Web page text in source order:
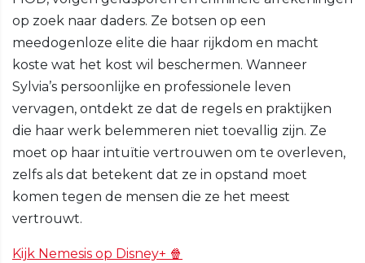
op zoek naar daders. Ze botsen op een
meedogenloze elite die haar rijkdom en macht
koste wat het kost wil beschermen. Wanneer
Sylvia’s persoonlijke en professionele leven
vervagen, ontdekt ze dat de regels en praktijken
die haar werk belemmeren niet toevallig zijn. Ze
moet op haar intuïtie vertrouwen om te overleven,
zelfs als dat betekent dat ze in opstand moet
komen tegen de mensen die ze het meest
vertrouwt.
Kijk Nemesis op Disney+ 🍿